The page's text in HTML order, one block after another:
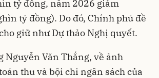
tỷ đồng, năm 2026 giảm
tỷ đồng). Do đó, Chính phủ đề
giữ như Dự thảo Nghị quyết.
Nguyễn Văn Thắng, về ảnh
thu và bội chi ngân sách của